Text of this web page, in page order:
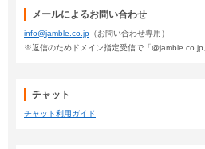
メールによるお問い合わせ
info@jamble.co.jp （お問い合わせ専用）
※返信のためドメイン指定受信で「@jamble.co.jp
チャット
チャット利用ガイド